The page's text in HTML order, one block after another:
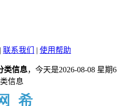
| 联系我们 | 使用帮助
类信息，今天是2026-08-08 星期6
信息